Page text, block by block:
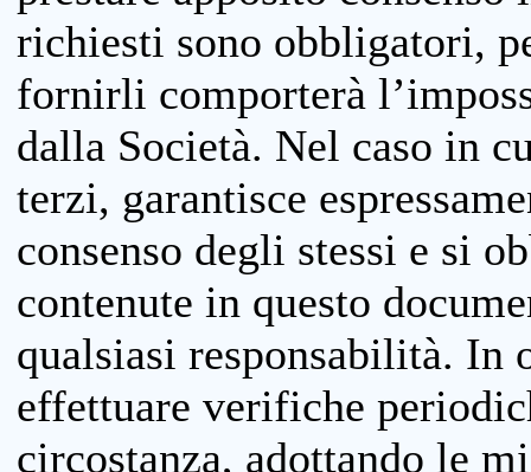
richiesti sono obbligatori,
fornirli comporterà
dalla Società. Nel caso in
terzi, garantisce
consenso degli stessi e si
contenute in questo
qualsiasi responsabilità. In
effettuare verifiche
circostanza, adottando le